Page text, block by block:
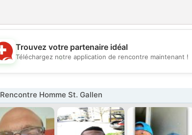
💖
💕
Trouvez votre partenaire idéal
Téléchargez notre application de rencontre maintenant !
Rencontre Homme St. Gallen